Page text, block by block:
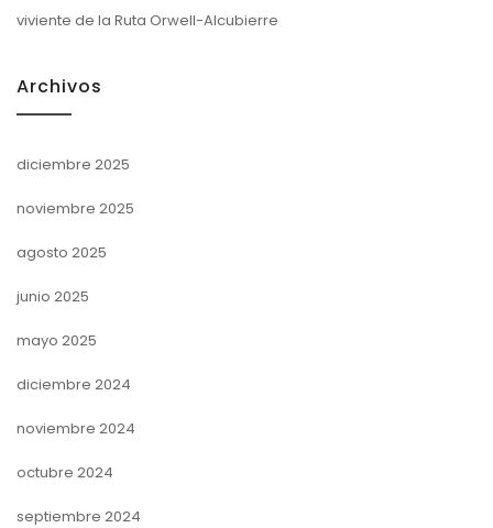
viviente de la Ruta Orwell-Alcubierre
Archivos
diciembre 2025
noviembre 2025
agosto 2025
junio 2025
mayo 2025
diciembre 2024
noviembre 2024
octubre 2024
septiembre 2024